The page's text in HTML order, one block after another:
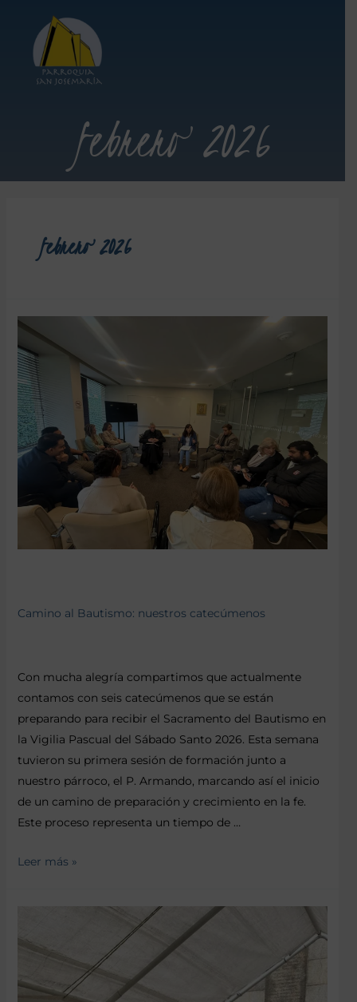
febrero 2026
febrero 2026
Camino al Bautismo: nuestros catecúmenos
Con mucha alegría compartimos que actualmente
contamos con seis catecúmenos que se están
preparando para recibir el Sacramento del Bautismo en
la Vigilia Pascual del Sábado Santo 2026. Esta semana
tuvieron su primera sesión de formación junto a
nuestro párroco, el P. Armando, marcando así el inicio
de un camino de preparación y crecimiento en la fe.
Este proceso representa un tiempo de …
Leer más »